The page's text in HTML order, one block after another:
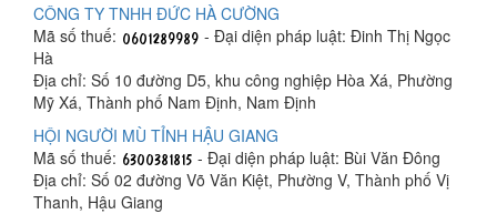
CÔNG TY TNHH ĐỨC HÀ CƯỜNG
Mã số thuế:
- Đại diện pháp luật: Đinh Thị Ngọc
Hà
Địa chỉ: Số 10 đường D5, khu công nghiệp Hòa Xá, Phường
Mỹ Xá, Thành phố Nam Định, Nam Định
HỘI NGƯỜI MÙ TỈNH HẬU GIANG
Mã số thuế:
- Đại diện pháp luật: Bùi Văn Đông
Địa chỉ: Số 02 đường Võ Văn Kiệt, Phường V, Thành phố Vị
Thanh, Hậu Giang